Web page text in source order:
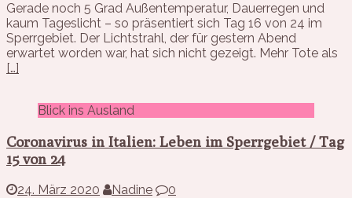
Gerade noch 5 Grad Außentemperatur, Dauerregen und
kaum Tageslicht – so präsentiert sich Tag 16 von 24 im
Sperrgebiet. Der Lichtstrahl, der für gestern Abend
erwartet worden war, hat sich nicht gezeigt. Mehr Tote als
[…]
Blick ins Ausland
Coronavirus in Italien: Leben im Sperrgebiet / Tag
15 von 24
24. März 2020 Nadine
0